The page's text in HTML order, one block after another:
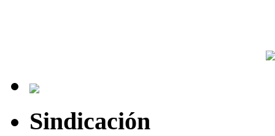
Sindicación